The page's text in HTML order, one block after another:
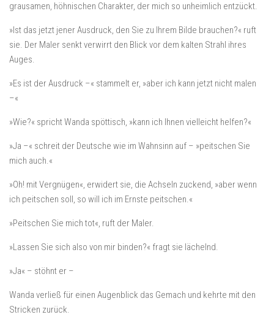
grausamen, höhnischen Charakter, der mich so unheimlich entzückt.
»Ist das jetzt jener Ausdruck, den Sie zu Ihrem Bilde brauchen?« ruft
sie. Der Maler senkt verwirrt den Blick vor dem kalten Strahl ihres
Auges.
»Es ist der Ausdruck –« stammelt er, »aber ich kann jetzt nicht malen
–«
»Wie?« spricht Wanda spöttisch, »kann ich Ihnen vielleicht helfen?«
»Ja –« schreit der Deutsche wie im Wahnsinn auf – »peitschen Sie
mich auch.«
»Oh! mit Vergnügen«, erwidert sie, die Achseln zuckend, »aber wenn
ich peitschen soll, so will ich im Ernste peitschen.«
»Peitschen Sie mich tot«, ruft der Maler.
»Lassen Sie sich also von mir binden?« fragt sie lächelnd.
»Ja« – stöhnt er –
Wanda verließ für einen Augenblick das Gemach und kehrte mit den
Stricken zurück.